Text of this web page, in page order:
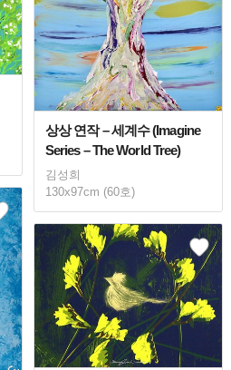
상상 연작 – 세계수 (Imagine
Series – The World Tree)
김성희
130x97cm (60호)